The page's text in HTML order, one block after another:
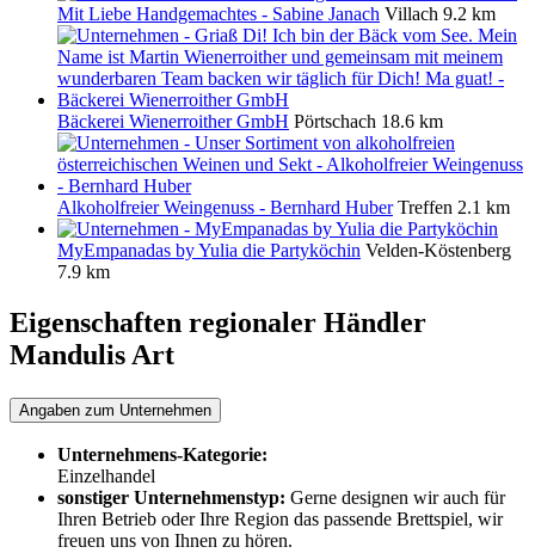
Mit Liebe Handgemachtes - Sabine Janach Villach 9.2 km
Bäckerei Wienerroither GmbH Pörtschach 18.6 km
Alkoholfreier Weingenuss - Bernhard Huber Treffen 2.1 km
MyEmpanadas by Yulia die Partyköchin Velden-Köstenberg
7.9 km
Eigenschaften regionaler Händler
Mandulis Art
Angaben zum Unternehmen
Unternehmens-Kategorie:
Einzelhandel
sonstiger Unternehmenstyp: Gerne designen wir auch für
Ihren Betrieb oder Ihre Region das passende Brettspiel, wir
freuen uns von Ihnen zu hören.